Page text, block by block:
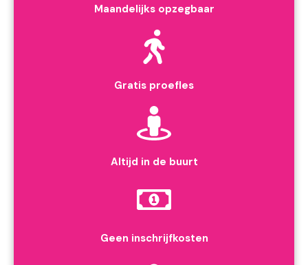
Maandelijks opzegbaar
Gratis proefles
Altijd in de buurt
Geen inschrijfkosten